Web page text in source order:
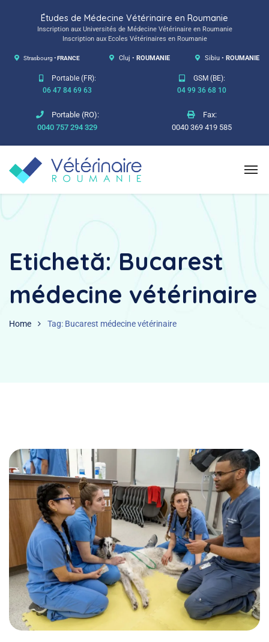
Études de Médecine Vétérinaire en Roumanie
Inscription aux Universités de Médecine Vétérinaire en Roumanie
Inscription aux Ecoles Vétérinaires en Roumanie
Strasbourg •FRANCE Cluj •ROUMANIE Sibiu •ROUMANIE
Portable (FR):
06 47 84 69 63
GSM (BE):
04 99 36 68 10
Portable (RO):
0040 757 294 329
Fax:
0040 369 419 585
Etichetă:Bucarest
médecine vétérinaire
Home Tag: Bucarest médecine vétérinaire